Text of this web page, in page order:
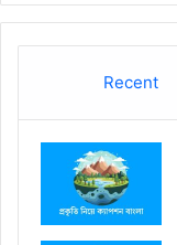
Recent